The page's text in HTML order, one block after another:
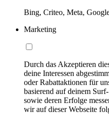
Bing, Criteo, Meta,
Marketing
Durch das Akzeptieren
deine Interessen
oder Rabattaktionen für
basierend auf deinem
sowie deren Erfolge
wir auf dieser Webseite